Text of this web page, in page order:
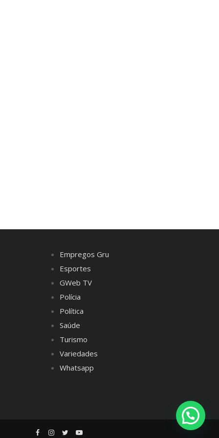
Empregos Gru
Esportes
GWeb TV
Polícia
Política
Saúde
Turismo
Variedades
Whatsapp